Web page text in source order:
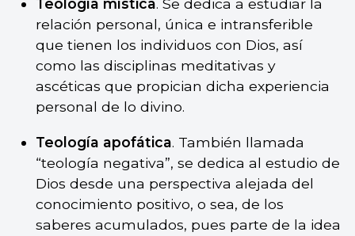
Teología mística. Se dedica a estudiar la
relación personal, única e intransferible
que tienen los individuos con Dios, así
como las disciplinas meditativas y
ascéticas que propician dicha experiencia
personal de lo divino.
Teología apofática. También llamada
“teología negativa”, se dedica al estudio de
Dios desde una perspectiva alejada del
conocimiento positivo, o sea, de los
saberes acumulados, pues parte de la idea